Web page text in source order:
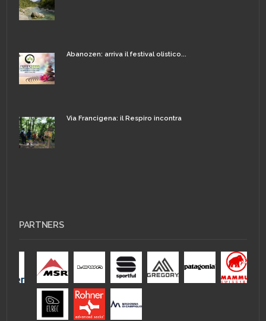
Abanozen: arriva il festival olistico...
Via Francigena: il Respiro incontra
PARTNERS